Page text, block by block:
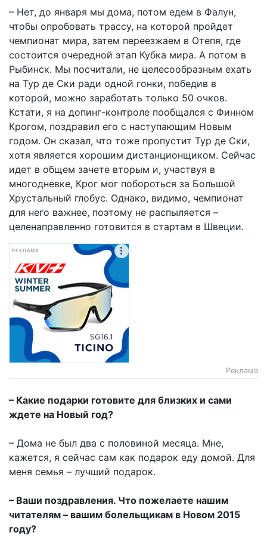
– Нет, до января мы дома, потом едем в Фалун,
чтобы опробовать трассу, на которой пройдет
чемпионат мира, затем переезжаем в Отепя, где
состоится очередной этап Кубка мира. А потом в
Рыбинск. Мы посчитали, не целесообразным ехать
на Тур де Ски ради одной гонки, победив в
которой, можно заработать только 50 очков.
Кстати, я на допинг-контроле пообщался с Финном
Крогом, поздравил его с наступающим Новым
годом. Он сказал, что тоже пропустит Тур де Ски,
хотя является хорошим дистанционщиком. Сейчас
идет в общем зачете вторым и, участвуя в
многодневке, Крог мог побороться за Большой
Хрустальный глобус. Однако, видимо, чемпионат
для него важнее, поэтому не распыляется –
целенаправленно готовится в стартам в Швеции.
РЕКЛАМА
Реклама
– Какие подарки готовите для близких и сами
ждете на Новый год?
– Дома не был два с половиной месяца. Мне,
кажется, я сейчас сам как подарок еду домой. Для
меня семья – лучший подарок.
– Ваши поздравления. Что пожелаете нашим
читателям – вашим болельщикам в Новом 2015
году?